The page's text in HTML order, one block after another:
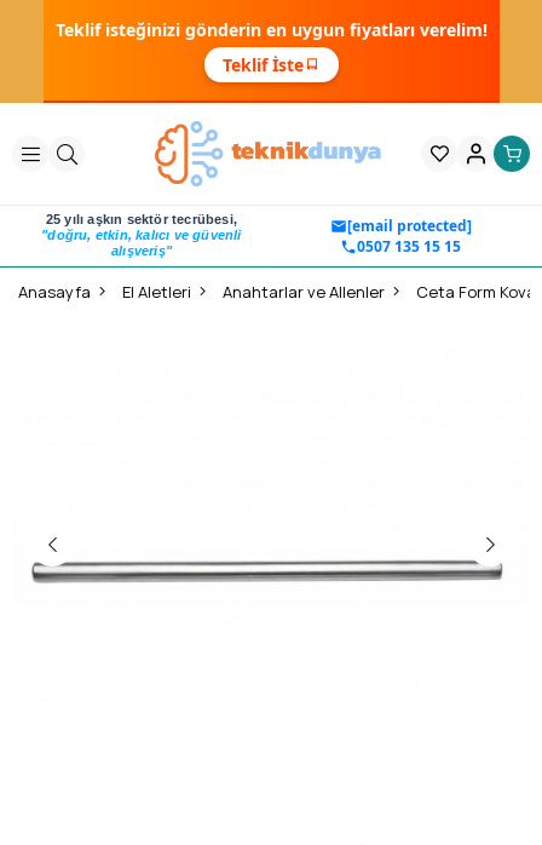
Teklif isteğinizi gönderin en uygun fiyatları verelim!
Teklif İste
25 yılı aşkın sektör tecrübesi,
"doğru, etkin, kalıcı ve güvenli
alışveriş"
[email protected]
0507 135 15 15
Anasayfa El Aletleri Anahtarlar ve Allenler